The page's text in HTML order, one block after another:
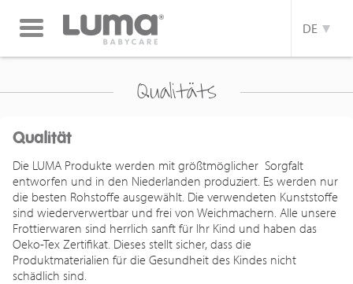
Toggle
navigation
DE
Qualitäts
Qualität
Die LUMA Produkte werden mit größtmöglicher Sorgfalt
entworfen und in den Niederlanden produziert. Es werden nur
die besten Rohstoffe ausgewählt. Die verwendeten Kunststoffe
sind wiederverwertbar und frei von Weichmachern. Alle unsere
Frottierwaren sind herrlich sanft für Ihr Kind und haben das
Oeko-Tex Zertifikat. Dieses stellt sicher, dass die
Produktmaterialien für die Gesundheit des Kindes nicht
schädlich sind.